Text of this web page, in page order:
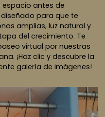
espacio antes de
para que te
amplias, luz natural y
del crecimiento. Te
virtual por nuestras
¡Haz clic y descubre la
galería de imágenes!